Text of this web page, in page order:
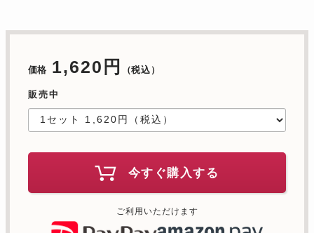
価格 1,620円 （税込）
販売中
今すぐ購入する
ご利用いただけます